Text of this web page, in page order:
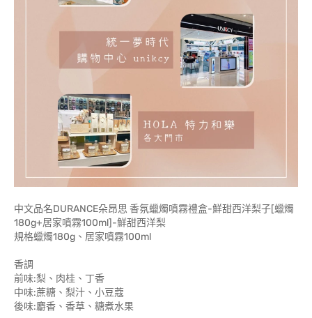
中文品名DURANCE朵昂思 香氛蠟燭噴霧禮盒-鮮甜西洋梨子[蠟燭
180g+居家噴霧100ml]-鮮甜西洋梨
規格蠟燭180g、居家噴霧100ml
香調
前味:梨、肉桂、丁香
中味:蔗糖、梨汁、小豆蔻
後味:麝香、香草、糖煮水果